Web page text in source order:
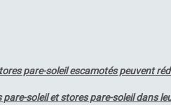
pare-soleil escamotés peuvent
soleil et stores pare-soleil dans